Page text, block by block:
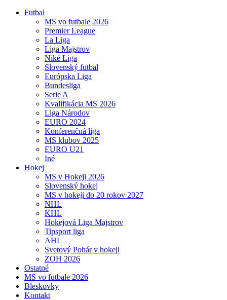
Futbal
MS vo futbale 2026
Premier League
La Liga
Liga Majstrov
Niké Liga
Slovenský futbal
Európska Liga
Bundesliga
Serie A
Kvalifikácia MS 2026
Liga Národov
EURO 2024
Konferenčná liga
MS klubov 2025
EURO U21
Iné
Hokej
MS v Hokeji 2026
Slovenský hokej
MS v hokeji do 20 rokov 2027
NHL
KHL
Hokejová Liga Majstrov
Tipsport liga
AHL
Svetový Pohár v hokeji
ZOH 2026
Ostatné
MS vo futbale 2026
Bleskovky
Kontakt